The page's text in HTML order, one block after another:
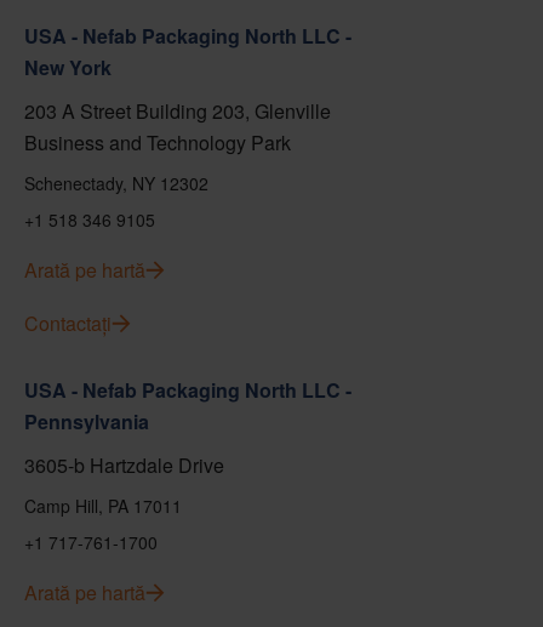
USA - Nefab Packaging North LLC -
New York
203 A Street Building 203, Glenville
Business and Technology Park
Schenectady, NY 12302
+1 518 346 9105
Arată pe hartă
Contactați
USA - Nefab Packaging North LLC -
Pennsylvania
3605-b Hartzdale Drive
Camp Hill, PA 17011
+1 717-761-1700
Arată pe hartă